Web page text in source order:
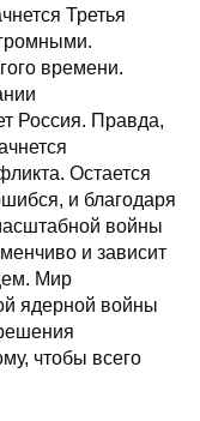
Третья
времени.
Россия. Правда,
Остается
и благодаря
войны
и зависит
Мир
ядерной войны
чтобы всего